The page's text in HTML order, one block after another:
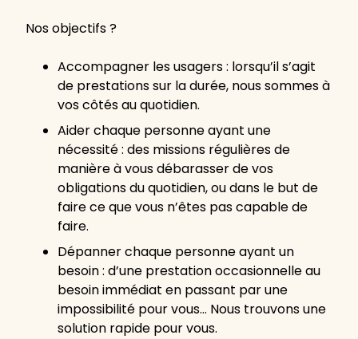
Nos objectifs ?
Accompagner les usagers : lorsqu’il s’agit
de prestations sur la durée, nous sommes à
vos côtés au quotidien.
Aider chaque personne ayant une
nécessité : des missions régulières de
manière à vous débarasser de vos
obligations du quotidien, ou dans le but de
faire ce que vous n’êtes pas capable de
faire.
Dépanner chaque personne ayant un
besoin : d’une prestation occasionnelle au
besoin immédiat en passant par une
impossibilité pour vous… Nous trouvons une
solution rapide pour vous.